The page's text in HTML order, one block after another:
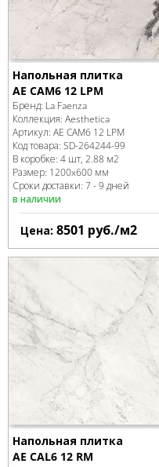
Напольная плитка
AE CAM6 12 LPM
Бренд: La Faenza
Коллекция: Aesthetica
Артикул: AE CAM6 12 LPM
Код товара: SD-264244-99
В коробке: 4 шт, 2.88 м2
Размер: 1200x600 мм
Сроки доставки: 7 - 9 дней
в наличии
Цена: 8501 руб./м2
Напольная плитка
AE CAL6 12 RM